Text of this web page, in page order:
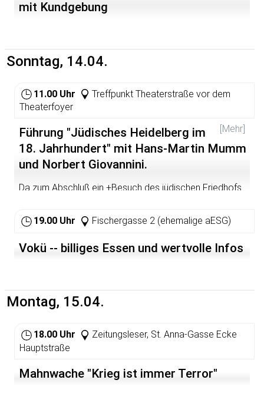
mit Kundgebung
Sonntag, 14.04.
11.00 Uhr
Treffpunkt Theaterstraße vor dem
Theaterfoyer
[Mehr]
Führung "Jüdisches Heidelberg im
18. Jahrhundert" mit Hans-Martin Mumm
und Norbert Giovannini.
Da zum Abschluß ein +Besuch des jüdischen Friedhofs
19.00 Uhr
Fischergasse 2 (ehemalige aESG)
Vokü -- billiges Essen und wertvolle Infos
Montag, 15.04.
18.00 Uhr
Zeitungsleser, St. Anna-Gasse Ecke
Hauptstraße
Mahnwache "Krieg ist immer Terror"